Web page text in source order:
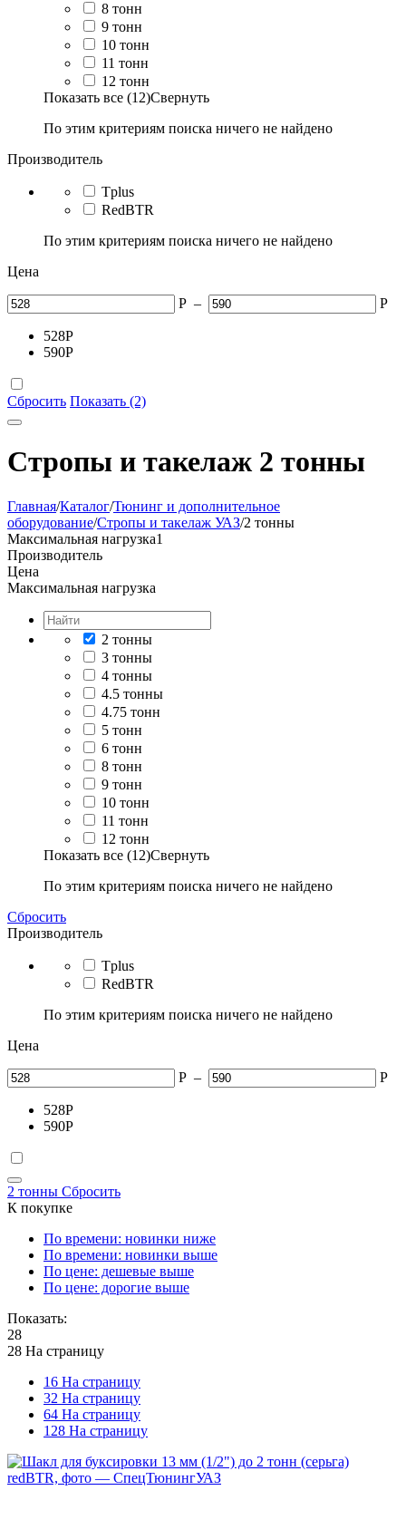
8 тонн
9 тонн
10 тонн
11 тонн
12 тонн
Показать все (12)Свернуть
По этим критериям поиска ничего не найдено
Производитель
Tplus
RedBTR
По этим критериям поиска ничего не найдено
Цена
Р – Р
528Р
590Р
Сбросить Показать (2)
Стропы и такелаж 2 тонны
Главная/Каталог/Тюнинг и дополнительное
оборудование/Стропы и такелаж УАЗ/2 тонны
Максимальная нагрузка1
Производитель
Цена
Максимальная нагрузка
2 тонны
3 тонны
4 тонны
4.5 тонны
4.75 тонн
5 тонн
6 тонн
8 тонн
9 тонн
10 тонн
11 тонн
12 тонн
Показать все (12)Свернуть
По этим критериям поиска ничего не найдено
Сбросить
Производитель
Tplus
RedBTR
По этим критериям поиска ничего не найдено
Цена
Р – Р
528Р
590Р
2 тонны Сбросить
К покупке
По времени: новинки ниже
По времени: новинки выше
По цене: дешевые выше
По цене: дорогие выше
Показать:
28
28 На страницу
16 На страницу
32 На страницу
64 На страницу
128 На страницу